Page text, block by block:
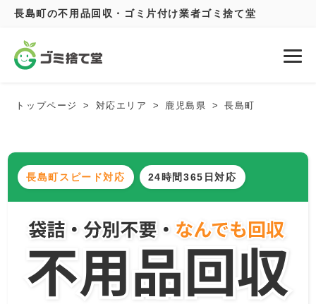
長島町の不用品回収・ゴミ片付け業者ゴミ捨て堂
トップページ 対応エリア 鹿児島県 長島町
長島町スピード対応 24時間365日対応